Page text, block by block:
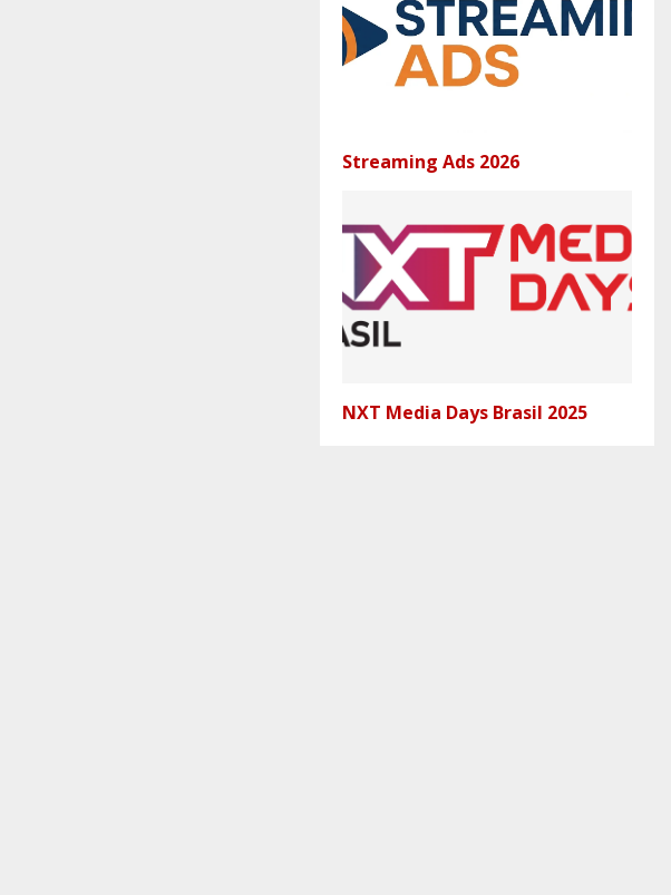
Streaming Ads 2026
NXT Media Days Brasil 2025